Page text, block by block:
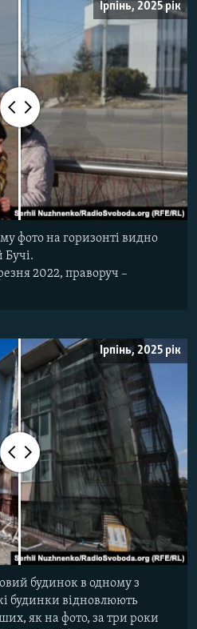
Ірпінь, 2025 рік
фото на горизонті видно
Бучі.
2022, праворуч –
Ірпінь, 2025 рік
будинок в одному з
будинки відновлюють
як на фото, за три роки